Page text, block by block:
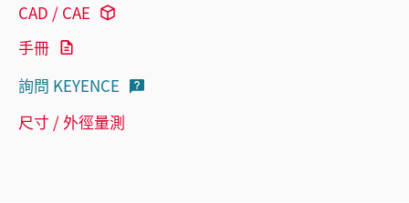
CAD / CAE
手冊
詢問 KEYENCE
尺寸 / 外徑量測